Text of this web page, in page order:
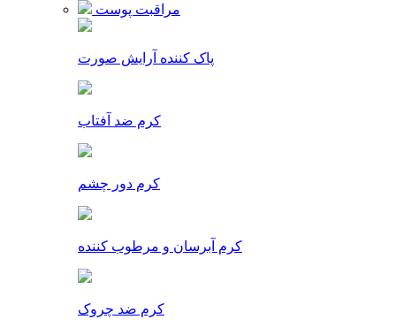
مراقبت پوست
پاک کننده آرایش صورت
کرم ضد آفتاب
کرم دور چشم
کرم آبرسان و مرطوب کننده
کرم ضد چروک